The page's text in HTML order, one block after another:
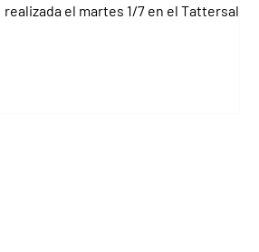
realizada el martes 1/7 en el Tattersall